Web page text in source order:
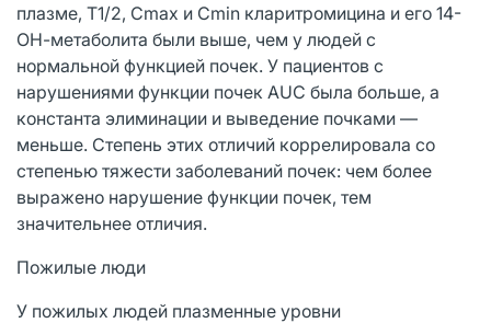
плазме, T1/2, Cmax и Cmin кларитромицина и его 14-
ОН-метаболита были выше, чем у людей с
нормальной функцией почек. У пациентов с
нарушениями функции почек AUC была больше, а
константа элиминации и выведение почками —
меньше. Степень этих отличий коррелировала со
степенью тяжести заболеваний почек: чем более
выражено нарушение функции почек, тем
значительнее отличия.
Пожилые люди
У пожилых людей плазменные уровни